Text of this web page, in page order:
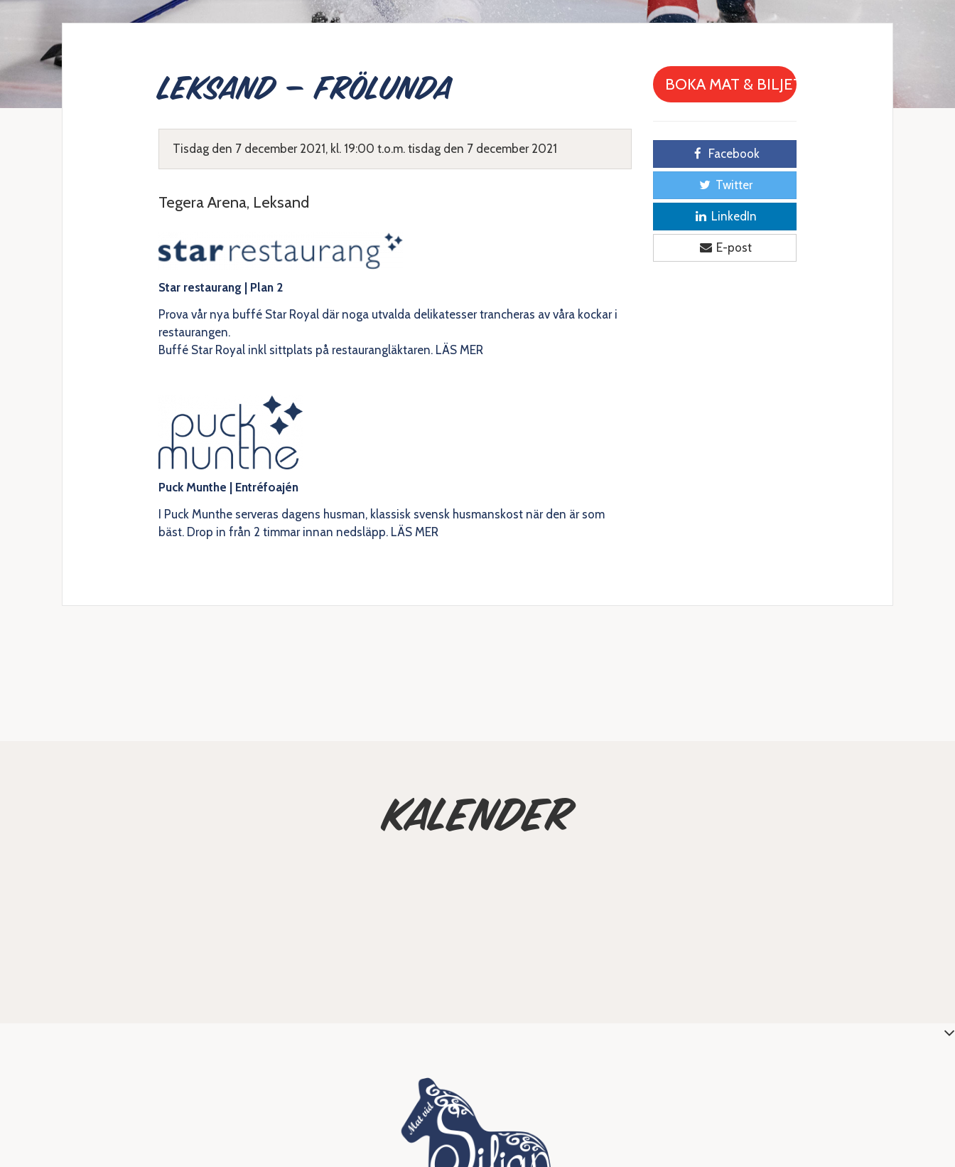
Leksand – Frölunda
Tisdag den 7 december 2021, kl. 19:00 t.o.m. tisdag den 7 december 2021
BOKA MAT & BILJETT
Facebook
Twitter
LinkedIn
E-post
Tegera Arena, Leksand
Star restaurang | Plan 2
Prova vår nya buffé Star Royal där noga utvalda delikatesser trancheras av våra kockar i
restaurangen.
Buffé Star Royal inkl sittplats på restaurangläktaren. LÄS MER
Puck Munthe | Entréfoajén
I Puck Munthe serveras dagens husman, klassisk svensk husmanskost när den är som
bäst. Drop in från 2 timmar innan nedsläpp. LÄS MER
Kalender